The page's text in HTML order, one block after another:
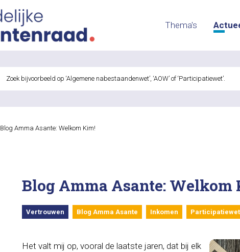
Thema's
Blog Amma Asante: Welkom Kim!
Blog Amma Asante: Welkom
Vertrouwen Blog Amma Asante Inkomen Participatiewet
Het valt mij op, vooral de laatste jaren, dat bij elk